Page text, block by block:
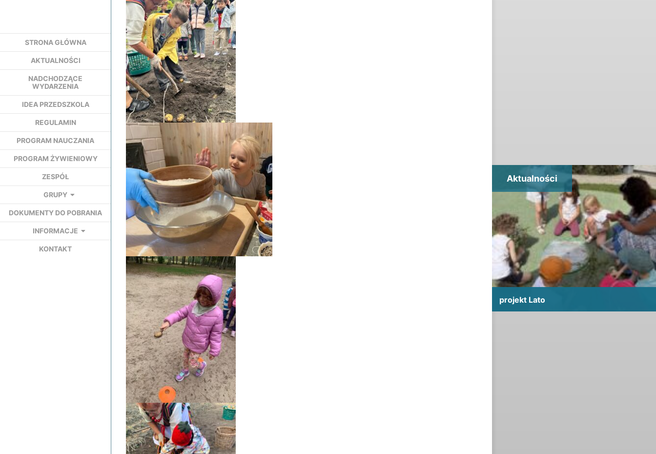
STRONA GŁÓWNA
AKTUALNOŚCI
NADCHODZĄCE
WYDARZENIA
IDEA PRZEDSZKOLA
REGULAMIN
PROGRAM NAUCZANIA
PROGRAM ŻYWIENIOWY
ZESPÓŁ
GRUPY
DOKUMENTY DO POBRANIA
INFORMACJE
KONTAKT
Aktualności
projekt Lato
projekt Lato